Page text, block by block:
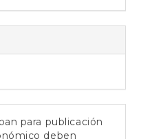
para publicación
deben